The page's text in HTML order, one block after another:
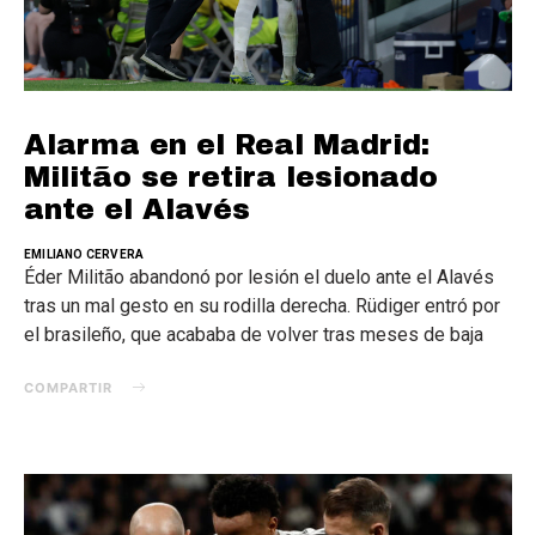
Alarma en el Real Madrid:
Militão se retira lesionado
ante el Alavés
EMILIANO CERVERA
Éder Militão abandonó por lesión el duelo ante el Alavés
tras un mal gesto en su rodilla derecha. Rüdiger entró por
el brasileño, que acababa de volver tras meses de baja
COMPARTIR